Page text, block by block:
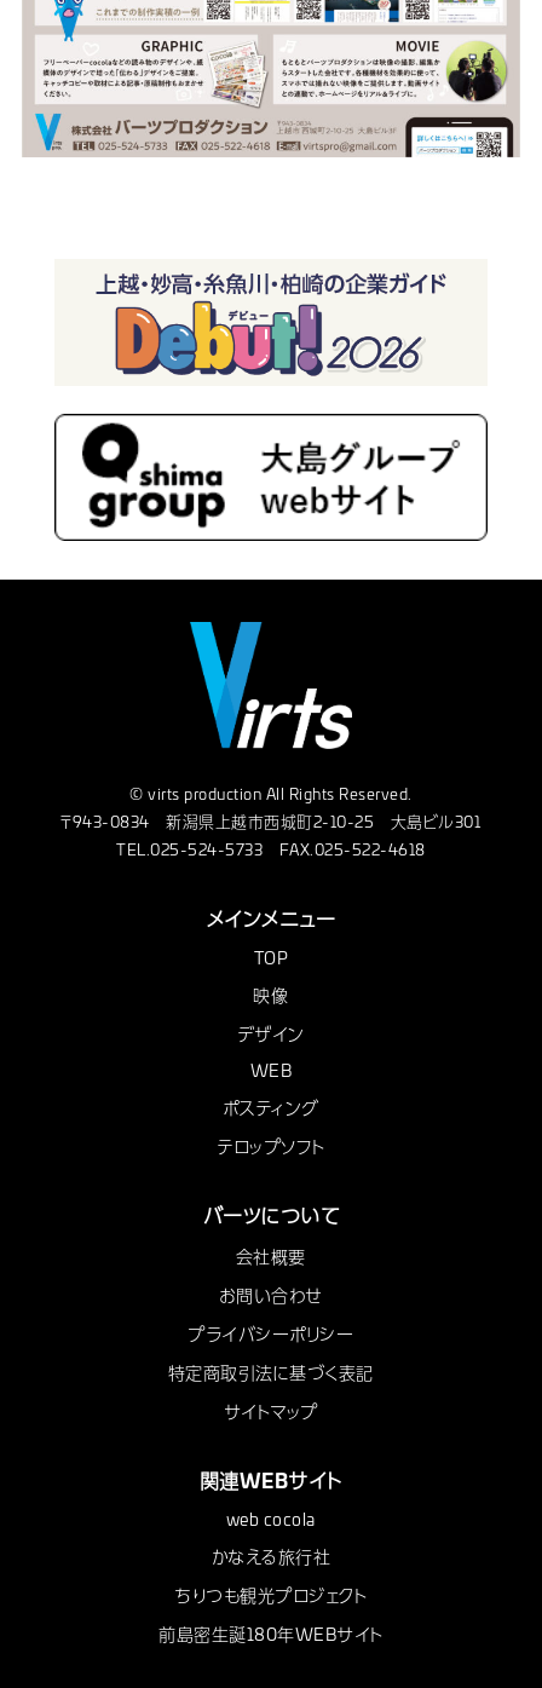
© virts production All Rights Reserved.
〒943-0834 新潟県上越市西城町2-10-25 大島ビル301
TEL.025-524-5733 FAX.025-522-4618
メインメニュー
TOP
映像
デザイン
WEB
ポスティング
テロップソフト
バーツについて
会社概要
お問い合わせ
プライバシーポリシー
特定商取引法に基づく表記
サイトマップ
関連WEBサイト
web cocola
かなえる旅行社
ちりつも観光プロジェクト
前島密生誕180年WEBサイト